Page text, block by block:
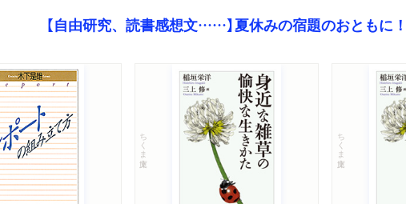
【自由研究、読書感想文……】夏休みの宿題のおともに
ちくま文庫 ちくま文庫